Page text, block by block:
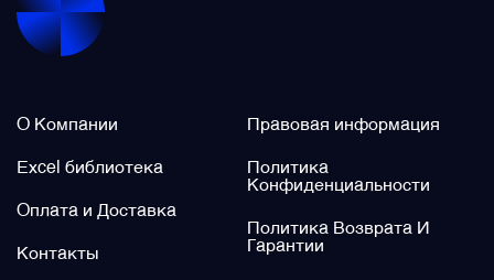
О Компании
Excel библиотека
Оплата и Доставка
Контакты
Правовая информация
Политика
Конфиденциальности
Политика Возврата И
Гарантии
Щётки (угольные щётки)